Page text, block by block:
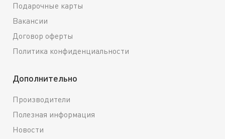
Подарочные карты
Вакансии
Договор оферты
Политика конфиденциальности
Дополнительно
Производители
Полезная информация
Новости